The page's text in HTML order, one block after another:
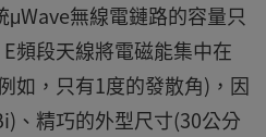
無線電鏈路的容量只
頻段天線將電磁能集中在
如，只有1度的發散角)，因
、精巧的外型尺寸(30公分